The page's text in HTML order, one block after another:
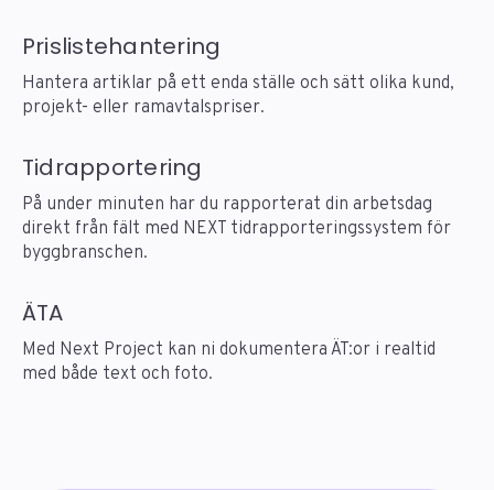
Prislistehantering
Hantera artiklar på ett enda ställe och sätt olika kund,
projekt- eller ramavtalspriser.
Tidrapportering
På under minuten har du rapporterat din arbetsdag
direkt från fält med NEXT tidrapporteringssystem för
byggbranschen.
ÄTA
Med Next Project kan ni dokumentera ÄT:or i realtid
med både text och foto.